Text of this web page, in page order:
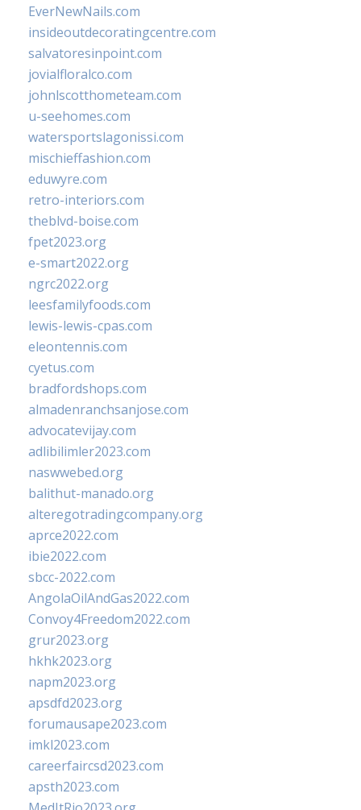
EverNewNails.com
insideoutdecoratingcentre.com
salvatoresinpoint.com
jovialfloralco.com
johnlscotthometeam.com
u-seehomes.com
watersportslagonissi.com
mischieffashion.com
eduwyre.com
retro-interiors.com
theblvd-boise.com
fpet2023.org
e-smart2022.org
ngrc2022.org
leesfamilyfoods.com
lewis-lewis-cpas.com
eleontennis.com
cyetus.com
bradfordshops.com
almadenranchsanjose.com
advocatevijay.com
adlibilimler2023.com
naswwebed.org
balithut-manado.org
alteregotradingcompany.org
aprce2022.com
ibie2022.com
sbcc-2022.com
AngolaOilAndGas2022.com
Convoy4Freedom2022.com
grur2023.org
hkhk2023.org
napm2023.org
apsdfd2023.org
forumausape2023.com
imkl2023.com
careerfaircsd2023.com
apsth2023.com